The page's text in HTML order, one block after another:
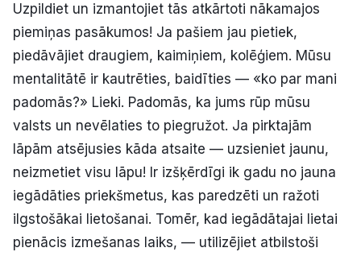
Uzpildiet un izmantojiet tās atkārtoti nākamajos
piemiņas pasākumos! Ja pašiem jau pietiek,
piedāvājiet draugiem, kaimiņiem, kolēģiem. Mūsu
mentalitātē ir kautrēties, baidīties — «ko par mani
padomās?» Lieki. Padomās, ka jums rūp mūsu
valsts un nevēlaties to piegružot. Ja pirktajām
lāpām atsējusies kāda atsaite — uzsieniet jaunu,
neizmetiet visu lāpu! Ir izšķērdīgi ik gadu no jauna
iegādāties priekšmetus, kas paredzēti un ražoti
ilgstošākai lietošanai. Tomēr, kad iegādātajai lietai
pienācis izmešanas laiks, — utilizējiet atbilstoši